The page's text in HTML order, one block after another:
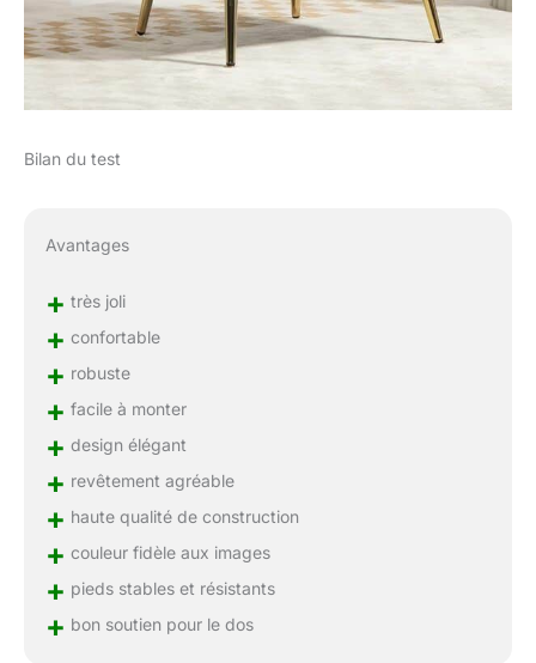
Bilan du test
Avantages
+ très joli
+ confortable
+ robuste
+ facile à monter
+ design élégant
+ revêtement agréable
+ haute qualité de construction
+ couleur fidèle aux images
+ pieds stables et résistants
+ bon soutien pour le dos